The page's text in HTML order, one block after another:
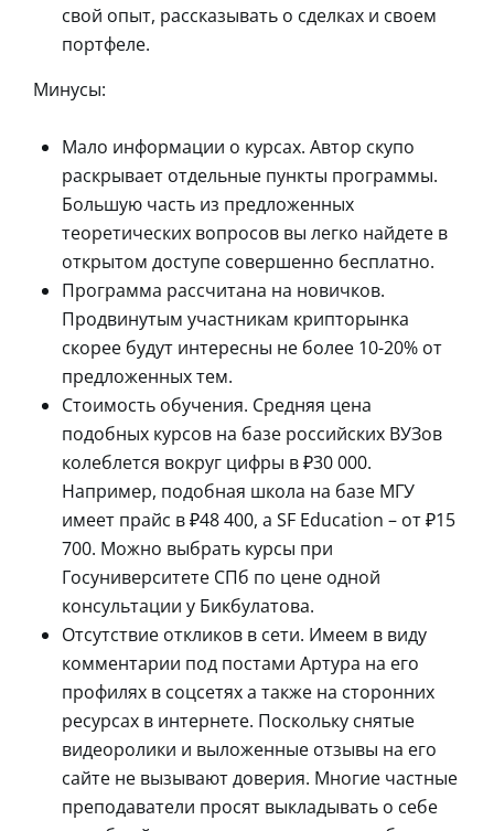
свой опыт, рассказывать о сделках и своем
портфеле.
Минусы:
Мало информации о курсах. Автор скупо
раскрывает отдельные пункты программы.
Большую часть из предложенных
теоретических вопросов вы легко найдете в
открытом доступе совершенно бесплатно.
Программа рассчитана на новичков.
Продвинутым участникам крипторынка
скорее будут интересны не более 10-20% от
предложенных тем.
Стоимость обучения. Средняя цена
подобных курсов на базе российских ВУЗов
колеблется вокруг цифры в ₽30 000.
Например, подобная школа на базе МГУ
имеет прайс в ₽48 400, а SF Education – от ₽15
700. Можно выбрать курсы при
Госуниверситете СПб по цене одной
консультации у Бикбулатова.
Отсутствие откликов в сети. Имеем в виду
комментарии под постами Артура на его
профилях в соцсетях а также на сторонних
ресурсах в интернете. Поскольку снятые
видеоролики и выложенные отзывы на его
сайте не вызывают доверия. Многие частные
преподаватели просят выкладывать о себе